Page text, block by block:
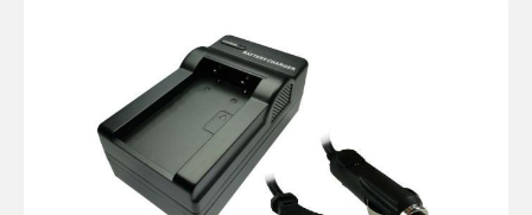
Bildergalerie überspringen